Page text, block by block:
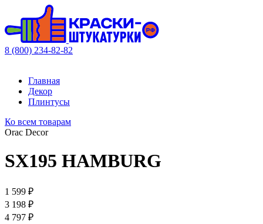
8 (800) 234-82-82
Главная
Декор
Плинтусы
Ко всем товарам
Orac Decor
SX195 HAMBURG
1 599 ₽
3 198 ₽
4 797 ₽